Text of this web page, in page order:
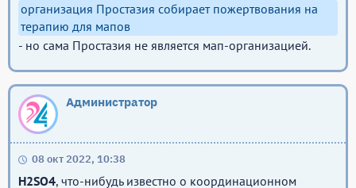
организация Простазия собирает пожертвования на
терапию для мапов
- но сама Простазия не является мап-организацией.
Администратор
08 окт 2022, 10:38
H2SO4, что-нибудь известно о координационном